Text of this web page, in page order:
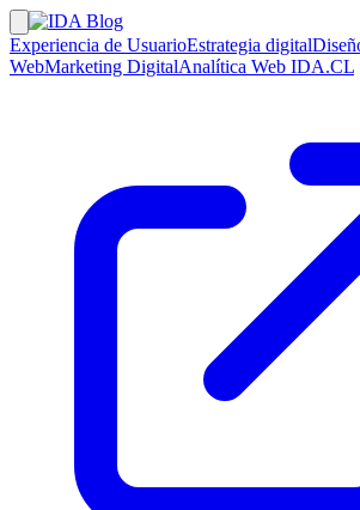
Experiencia de UsuarioEstrategia digital
WebMarketing DigitalAnalítica Web IDA.CL